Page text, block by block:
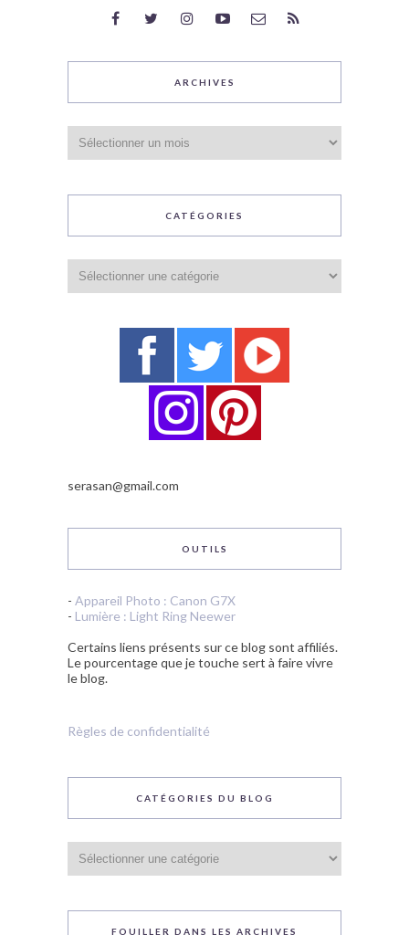
ARCHIVES
CATÉGORIES
serasan@gmail.com
OUTILS
- Appareil Photo : Canon G7X
- Lumière : Light Ring Neewer
Certains liens présents sur ce blog sont affiliés.
Le pourcentage que je touche sert à faire vivre
le blog.
Règles de confidentialité
CATÉGORIES DU BLOG
du
blog
FOUILLER DANS LES ARCHIVES